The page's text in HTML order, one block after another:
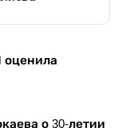
оценила
о 30-летии